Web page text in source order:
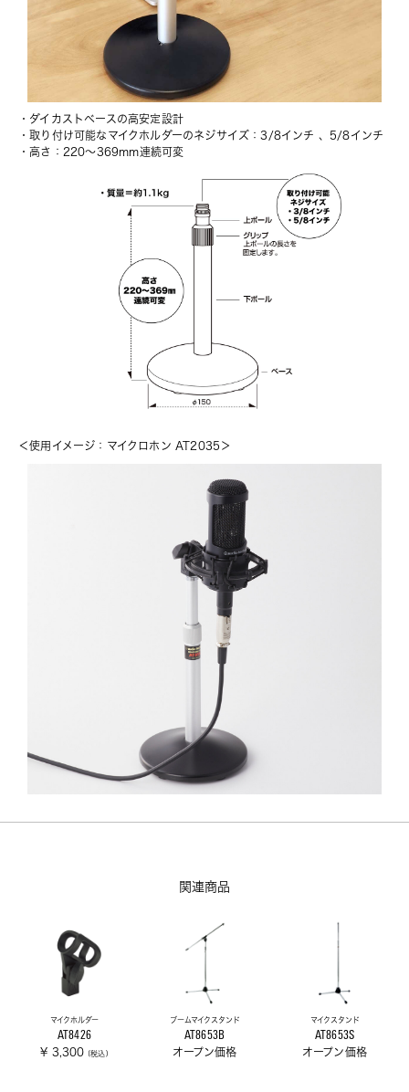
・ダイカストベースの高安定設計
・取り付け可能なマイクホルダーのネジサイズ：3/8インチ 、5/8インチ
・高さ：220～369mm連続可変
＜使用イメージ：マイクロホン AT2035＞
関連商品
マイクホルダー
AT8426
¥ 3,300 (税込)
ブームマイクスタンド
AT8653B
オープン価格
マイクスタンド
AT8653S
オープン価格